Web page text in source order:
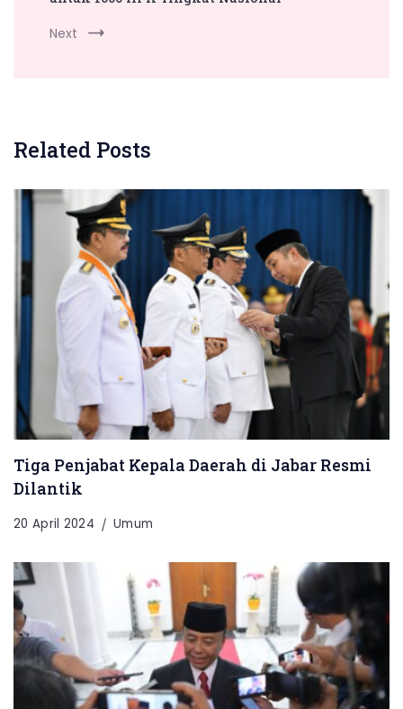
Next
Related Posts
Tiga Penjabat Kepala Daerah di Jabar Resmi
Dilantik
20 April 2024 Umum